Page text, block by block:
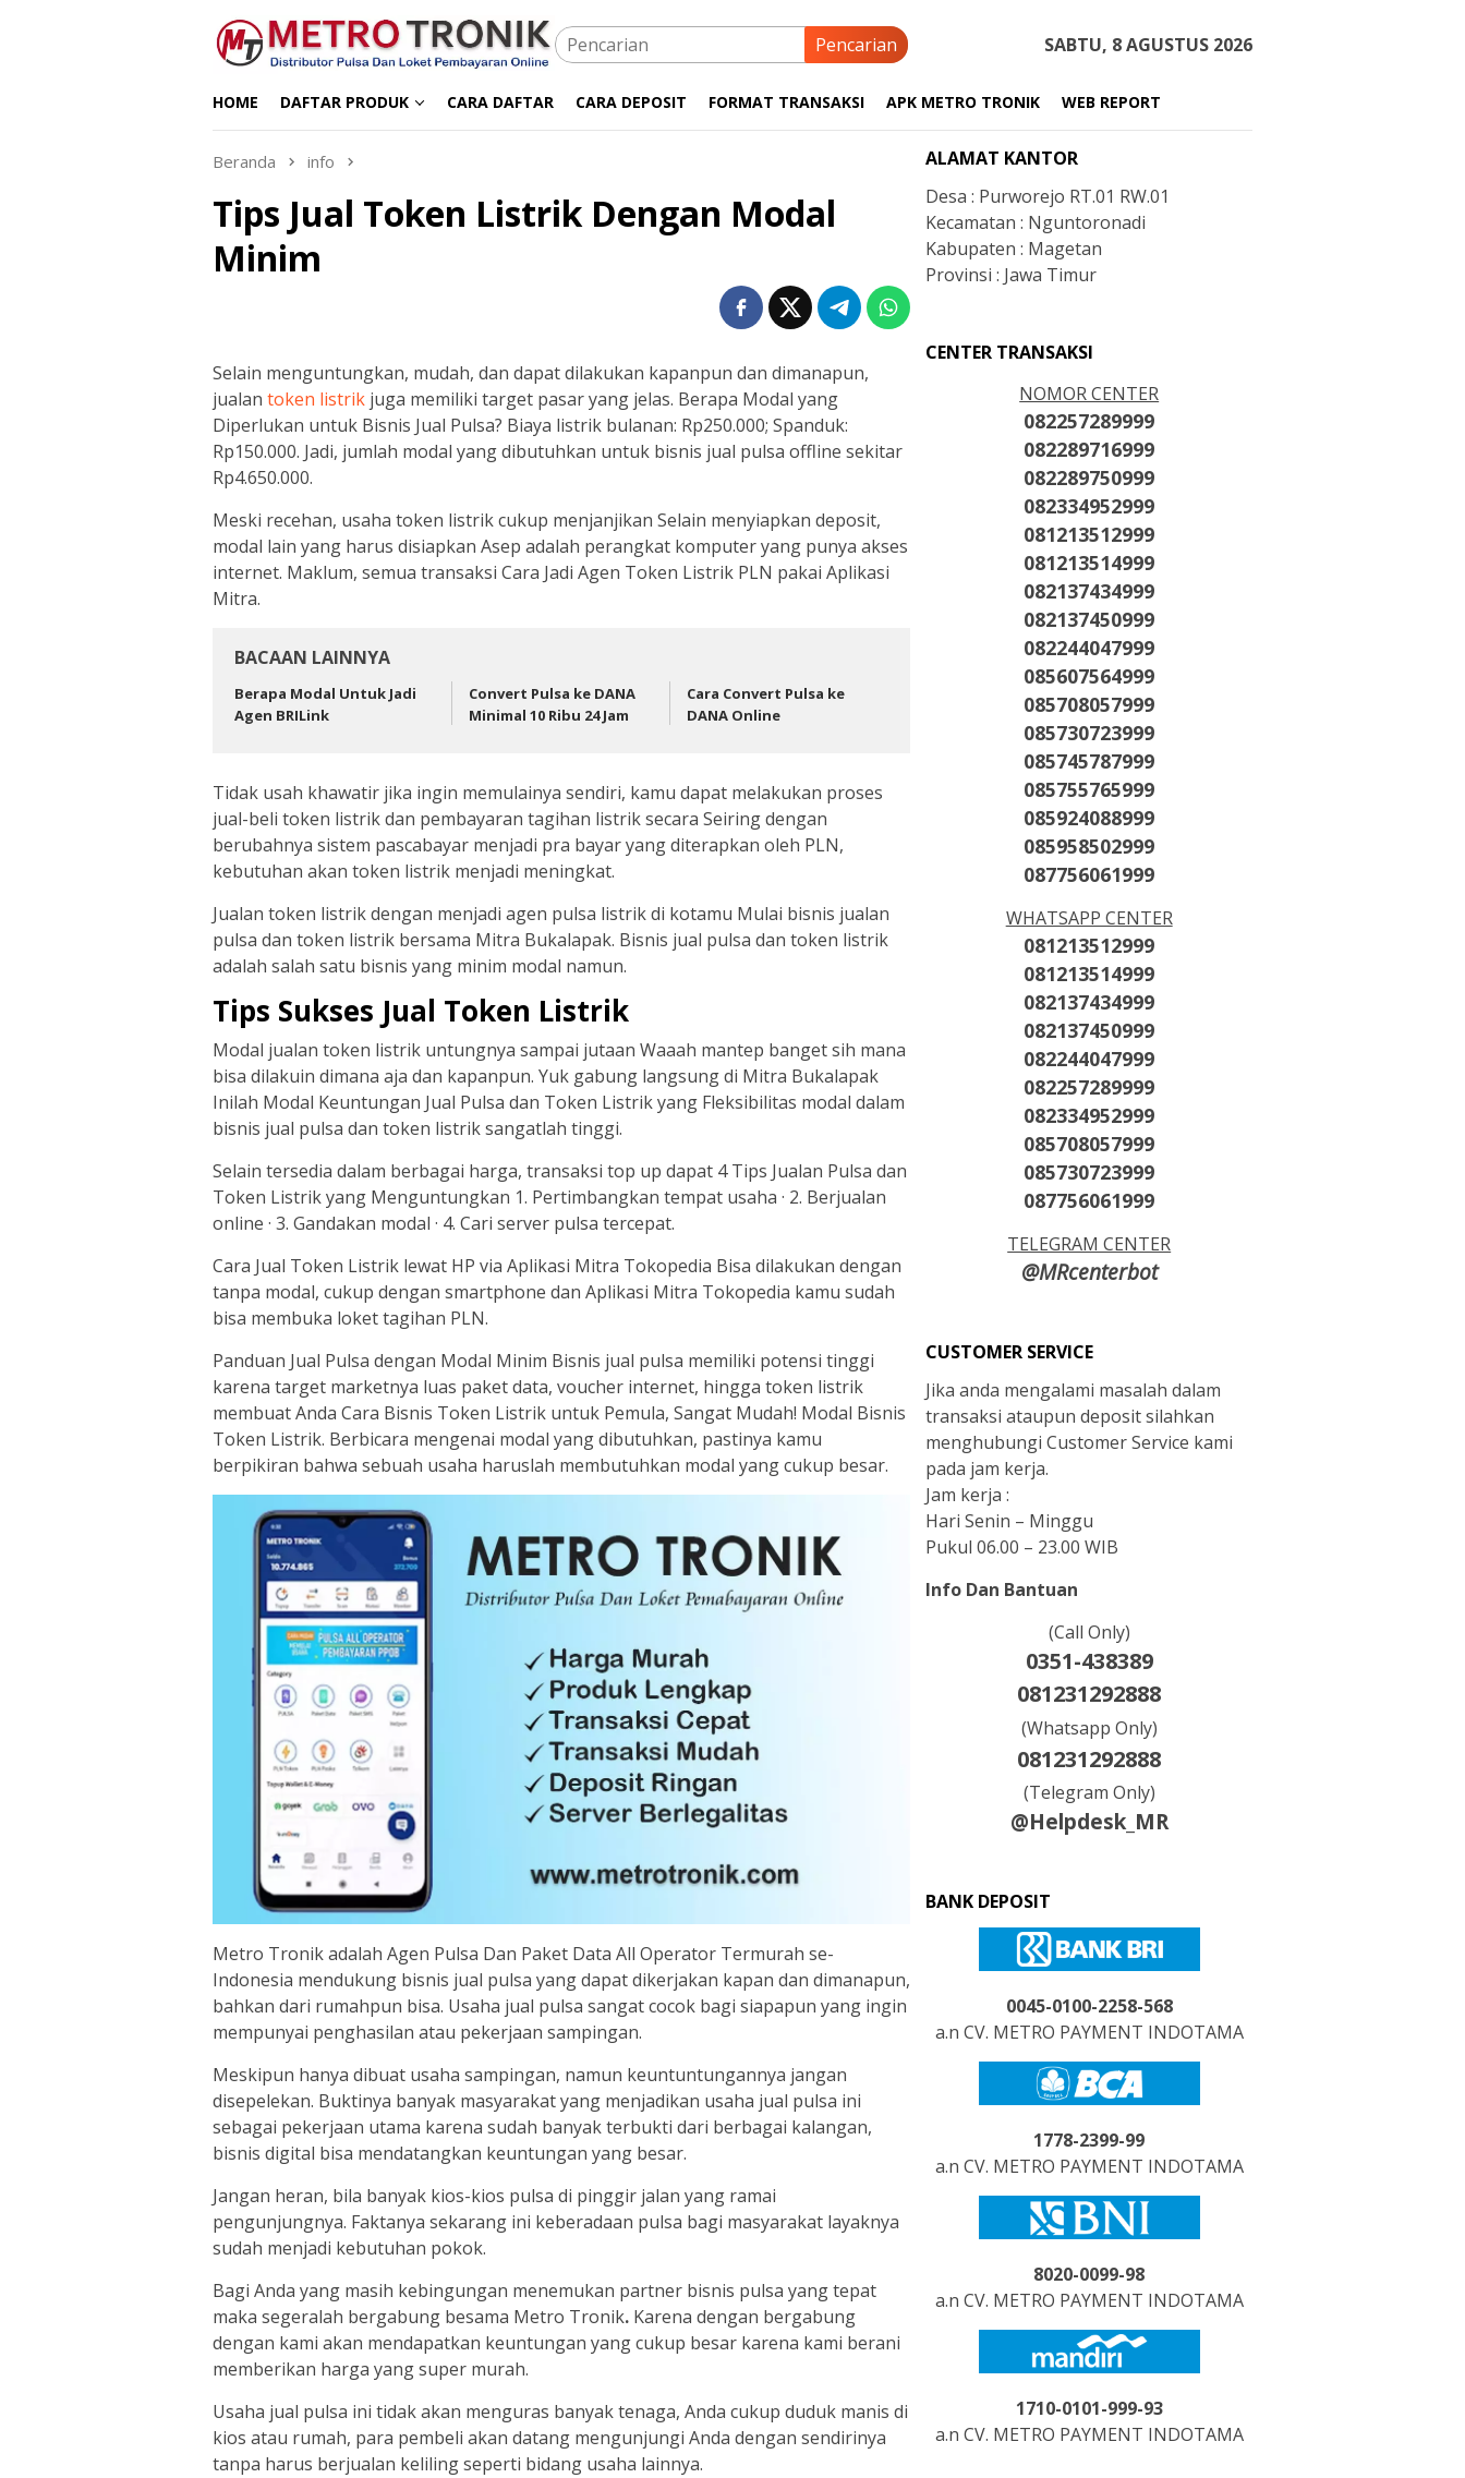
Pencarian SABTU, 8 AGUSTUS 2026
HOME DAFTAR PRODUK CARA DAFTAR CARA DEPOSIT FORMAT TRANSAKSI APK METRO TRONIK WEB REPORT
Beranda info
Tips Jual Token Listrik Dengan Modal
Minim
Selain menguntungkan, mudah, dan dapat dilakukan kapanpun dan dimanapun,
jualan token listrik juga memiliki target pasar yang jelas. Berapa Modal yang
Diperlukan untuk Bisnis Jual Pulsa? Biaya listrik bulanan: Rp250.000; Spanduk:
Rp150.000. Jadi, jumlah modal yang dibutuhkan untuk bisnis jual pulsa offline sekitar
Rp4.650.000.
Meski recehan, usaha token listrik cukup menjanjikan Selain menyiapkan deposit,
modal lain yang harus disiapkan Asep adalah perangkat komputer yang punya akses
internet. Maklum, semua transaksi Cara Jadi Agen Token Listrik PLN pakai Aplikasi
Mitra.
BACAAN LAINNYA
Berapa Modal Untuk Jadi
Agen BRILink
Convert Pulsa ke DANA
Minimal 10 Ribu 24 Jam
Cara Convert Pulsa ke
DANA Online
Tidak usah khawatir jika ingin memulainya sendiri, kamu dapat melakukan proses
jual-beli token listrik dan pembayaran tagihan listrik secara Seiring dengan
berubahnya sistem pascabayar menjadi pra bayar yang diterapkan oleh PLN,
kebutuhan akan token listrik menjadi meningkat.
Jualan token listrik dengan menjadi agen pulsa listrik di kotamu Mulai bisnis jualan
pulsa dan token listrik bersama Mitra Bukalapak. Bisnis jual pulsa dan token listrik
adalah salah satu bisnis yang minim modal namun.
Tips Sukses Jual Token Listrik
Modal jualan token listrik untungnya sampai jutaan Waaah mantep banget sih mana
bisa dilakuin dimana aja dan kapanpun. Yuk gabung langsung di Mitra Bukalapak
Inilah Modal Keuntungan Jual Pulsa dan Token Listrik yang Fleksibilitas modal dalam
bisnis jual pulsa dan token listrik sangatlah tinggi.
Selain tersedia dalam berbagai harga, transaksi top up dapat 4 Tips Jualan Pulsa dan
Token Listrik yang Menguntungkan 1. Pertimbangkan tempat usaha · 2. Berjualan
online · 3. Gandakan modal · 4. Cari server pulsa tercepat.
Cara Jual Token Listrik lewat HP via Aplikasi Mitra Tokopedia Bisa dilakukan dengan
tanpa modal, cukup dengan smartphone dan Aplikasi Mitra Tokopedia kamu sudah
bisa membuka loket tagihan PLN.
Panduan Jual Pulsa dengan Modal Minim Bisnis jual pulsa memiliki potensi tinggi
karena target marketnya luas paket data, voucher internet, hingga token listrik
membuat Anda Cara Bisnis Token Listrik untuk Pemula, Sangat Mudah! Modal Bisnis
Token Listrik. Berbicara mengenai modal yang dibutuhkan, pastinya kamu
berpikiran bahwa sebuah usaha haruslah membutuhkan modal yang cukup besar.
Metro Tronik adalah Agen Pulsa Dan Paket Data All Operator Termurah se-
Indonesia mendukung bisnis jual pulsa yang dapat dikerjakan kapan dan dimanapun,
bahkan dari rumahpun bisa. Usaha jual pulsa sangat cocok bagi siapapun yang ingin
mempunyai penghasilan atau pekerjaan sampingan.
Meskipun hanya dibuat usaha sampingan, namun keuntuntungannya jangan
disepelekan. Buktinya banyak masyarakat yang menjadikan usaha jual pulsa ini
sebagai pekerjaan utama karena sudah banyak terbukti dari berbagai kalangan,
bisnis digital bisa mendatangkan keuntungan yang besar.
Jangan heran, bila banyak kios-kios pulsa di pinggir jalan yang ramai
pengunjungnya. Faktanya sekarang ini keberadaan pulsa bagi masyarakat layaknya
sudah menjadi kebutuhan pokok.
Bagi Anda yang masih kebingungan menemukan partner bisnis pulsa yang tepat
maka segeralah bergabung besama Metro Tronik. Karena dengan bergabung
dengan kami akan mendapatkan keuntungan yang cukup besar karena kami berani
memberikan harga yang super murah.
Usaha jual pulsa ini tidak akan menguras banyak tenaga, Anda cukup duduk manis di
kios atau rumah, para pembeli akan datang mengunjungi Anda dengan sendirinya
tanpa harus berjualan keliling seperti bidang usaha lainnya.
ALAMAT KANTOR
Desa : Purworejo RT.01 RW.01
Kecamatan : Nguntoronadi
Kabupaten : Magetan
Provinsi : Jawa Timur
CENTER TRANSAKSI
NOMOR CENTER
082257289999
082289716999
082289750999
082334952999
081213512999
081213514999
082137434999
082137450999
082244047999
085607564999
085708057999
085730723999
085745787999
085755765999
085924088999
085958502999
087756061999
WHATSAPP CENTER
081213512999
081213514999
082137434999
082137450999
082244047999
082257289999
082334952999
085708057999
085730723999
087756061999
TELEGRAM CENTER
@MRcenterbot
CUSTOMER SERVICE
Jika anda mengalami masalah dalam
transaksi ataupun deposit silahkan
menghubungi Customer Service kami
pada jam kerja.
Jam kerja :
Hari Senin – Minggu
Pukul 06.00 – 23.00 WIB
Info Dan Bantuan
(Call Only)
0351-438389
081231292888
(Whatsapp Only)
081231292888
(Telegram Only)
@Helpdesk_MR
BANK DEPOSIT
0045-0100-2258-568
a.n CV. METRO PAYMENT INDOTAMA
1778-2399-99
a.n CV. METRO PAYMENT INDOTAMA
8020-0099-98
a.n CV. METRO PAYMENT INDOTAMA
1710-0101-999-93
a.n CV. METRO PAYMENT INDOTAMA